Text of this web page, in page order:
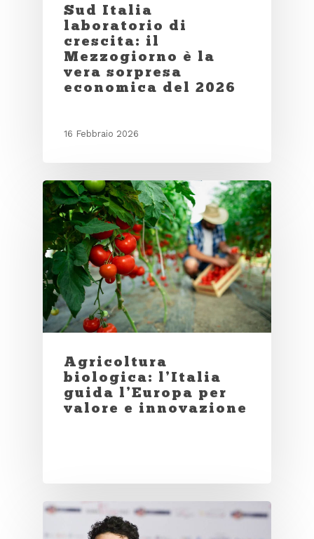
Sud Italia
laboratorio di
crescita: il
Mezzogiorno è la
vera sorpresa
economica del 2026
16 Febbraio 2026
Agricoltura
biologica: l’Italia
guida l’Europa per
valore e innovazione